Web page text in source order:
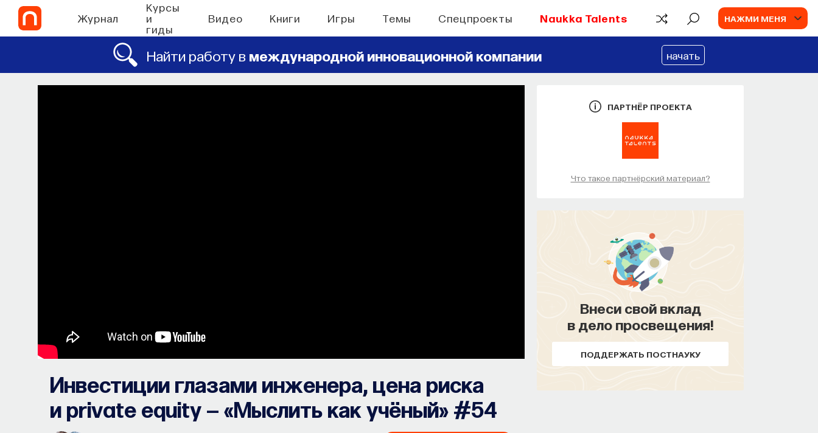
Журнал
Курсы
и
гиды
Видео Книги Игры Темы Спецпроекты Naukka Talents НАЖМИ МЕНЯ
Найти работу в международной инновационной компании начать
Инвестиции глазами инженера, цена риска
и private equity — «Мыслить как учёный» #54
ПАРТНЁР ПРОЕКТА
Что такое партнёрский материал?
Внеси свой вклад
в дело просвещения!
ПОДДЕРЖАТЬ ПОСТНАУКУ
нейронами: вещества,
которые управляют нами
СОХРАНИТЬ КУРС